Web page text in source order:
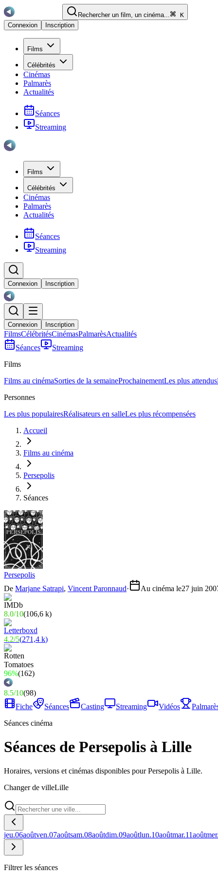
Rechercher un film, un cinéma...
K
Connexion
Inscription
Films
Célébrités
Cinémas
Palmarès
Actualités
Séances
Streaming
Films
Célébrités
Cinémas
Palmarès
Actualités
Séances
Streaming
Connexion Inscription
Connexion Inscription
FilmsCélébritésCinémasPalmarèsActualités
Séances
Streaming
Films
Films au cinémaSorties de la semaineProchainementLes plus attendus
Personnes
Les plus populairesRéalisateurs en salleLes plus récompensées
Accueil
Films au cinéma
Persepolis
Séances
Persepolis
De Marjane Satrapi, Vincent Paronnaud· Au cinéma le27 juin
8.0/10(106,6 k)
4.2/5(271,4 k)
96%(162)
8.5/10(98)
Fiche
Séances Casting Streaming Vidéos
Séances cinéma
Séances de Persepolis à Lille
Horaires, versions et cinémas disponibles pour Persepolis à Lille.
Changer de villeLille
jeu.06aoûtven.07aoûtsam.08aoûtdim.09aoûtlun.10aoûtmar.11aoûtmer.
Filtrer les séances